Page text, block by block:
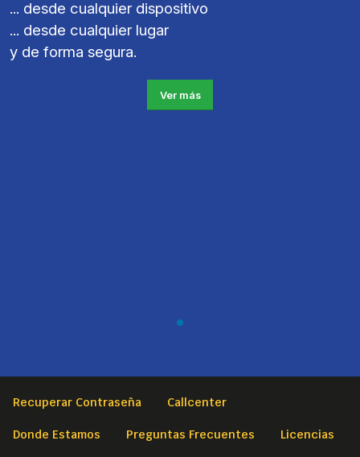
... desde cualquier dispositivo
... desde cualquier lugar
y de forma segura.
Ver más
Recuperar Contraseña Callcenter
Donde Estamos Preguntas Frecuentes Licencias